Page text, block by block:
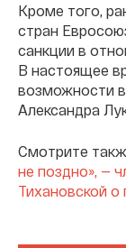
Кроме того,
стран
санкции в
В настоящее
возможности
Александра
Смотрите
не поздно», —
Тихановской о